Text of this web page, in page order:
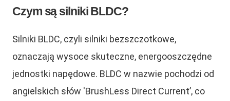
Czym są silniki BLDC?
Silniki BLDC, czyli silniki bezszczotkowe,
oznaczają wysoce skuteczne, energooszczędne
jednostki napędowe. BLDC w nazwie pochodzi od
angielskich słów 'BrushLess Direct Current’, co